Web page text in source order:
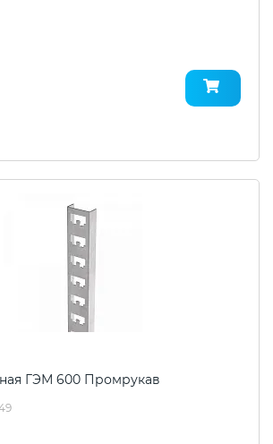
ГЭМ 600 Промрукав